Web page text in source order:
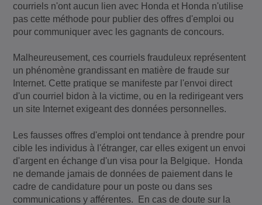
courriels n'ont aucun lien avec Honda et Honda n'utilise
pas cette méthode pour publier des offres d'emploi ou
pour communiquer avec les gagnants de concours.
Malheureusement, ces courriels frauduleux représentent
un phénomène grandissant en matière de fraude sur
Internet. Cette pratique se manifeste par l'envoi direct
d'un courriel bidon à la victime, ou en la redirigeant vers
un site Internet exigeant des données personnelles.
Les fausses offres d'emploi ont tendance à prendre pour
cible les individus à l'étranger, car elles exigent un envoi
d'argent en échange d'un visa pour la Belgique. Honda
ne demande jamais de données de paiement dans le
cadre de candidature pour un poste ou dans ses
communications y afférentes. En cas de doute sur la